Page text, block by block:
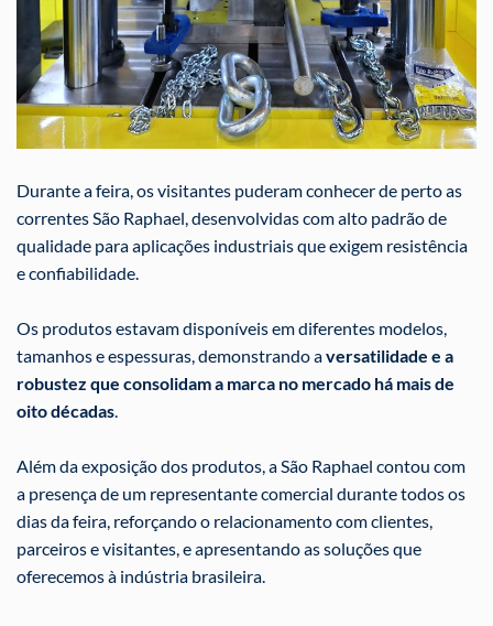
Durante a feira, os visitantes puderam conhecer de perto as
correntes São Raphael, desenvolvidas com alto padrão de
qualidade para aplicações industriais que exigem resistência
e confiabilidade.
Os produtos estavam disponíveis em diferentes modelos,
tamanhos e espessuras, demonstrando aversatilidade e a
robustez que consolidam a marca no mercado há mais de
oito décadas
Além da exposição dos produtos, a São Raphael contou com
a presença de um representante comercial durante todos os
dias da feira, reforçando o relacionamento com clientes,
parceiros e visitantes, e apresentando as soluções que
oferecemos à indústria brasileira.